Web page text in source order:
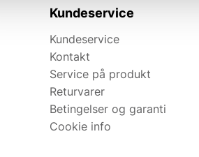
Kundeservice
Kundeservice
Kontakt
Service på produkt
Returvarer
Betingelser og garanti
Cookie info